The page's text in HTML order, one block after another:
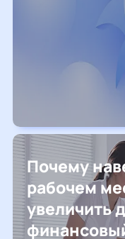
Почему
рабочем
увеличить